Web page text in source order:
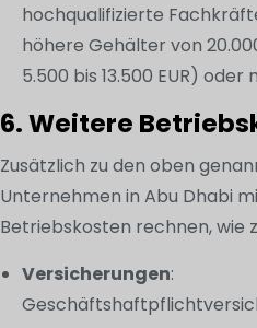
hochqualifizierte
höhere Gehälter von
5.500 bis 13.500 EUR)
6. Weitere
Zusätzlich zu den oben
Unternehmen in Abu Dhabi
Betriebskosten rechnen, wie
Versicherungen: